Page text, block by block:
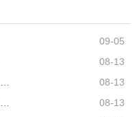
09-05
08-13
反渗透水处理设备膜元件被堵的原因有哪些？
08-13
集鸿整理：如何选择合适的软化水处理设备？
08-13